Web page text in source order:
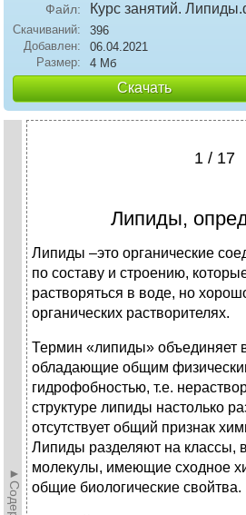
Файл: Курс занятий. Липиды
Скачиваний:
396
Добавлен:
06.04.2021
Размер:
4 Мб
Скачать
1 / 17
Липиды,
Липиды –это органические
по составу и строению,
растворяться в воде, но
органических растворителях.
Термин «липиды» объединяет
обладающие общим
гидрофобностью, т.е.
структуре липиды настолько
отсутствует общий признак
Липиды разделяют на классы,
молекулы, имеющие сходное
общие биологические свойтва.